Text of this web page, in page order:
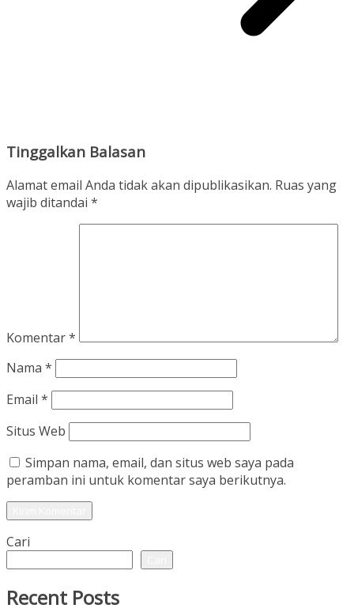
Tinggalkan Balasan
Alamat email Anda tidak akan dipublikasikan. Ruas yang
wajib ditandai *
Komentar*
Nama *
Email *
Situs Web
Simpan nama, email, dan situs web saya pada
peramban ini untuk komentar saya berikutnya.
Cari
Recent Posts